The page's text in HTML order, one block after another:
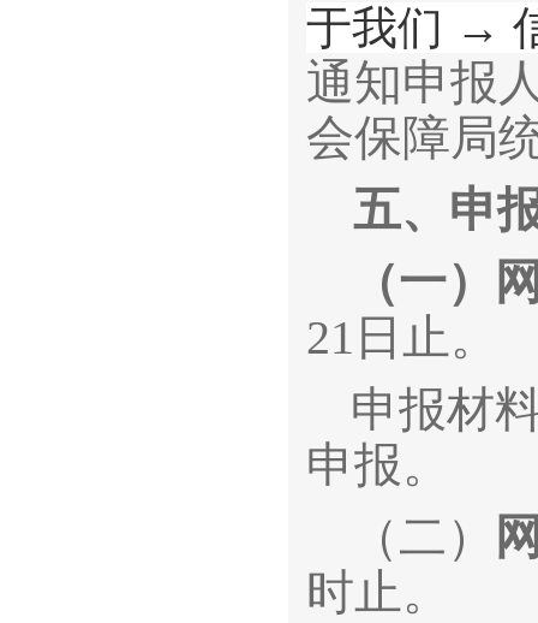
于我们 →
通知申报
会保障局
五、 申
（一）
21日止。
申报材
申报。
（二）
时止。